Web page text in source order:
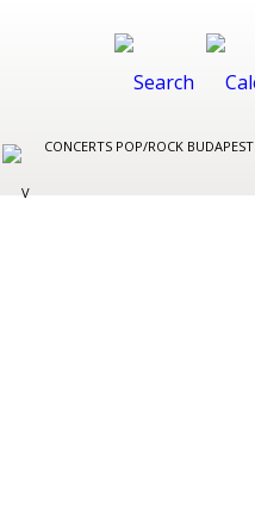
CONCERTS POP/ROCK BUDAPEST